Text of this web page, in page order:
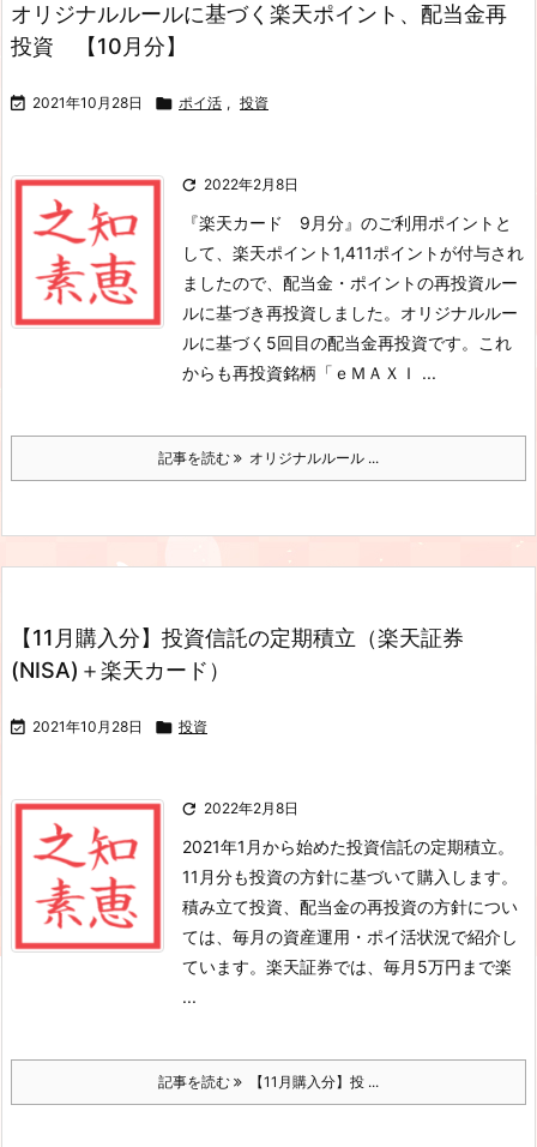
オリジナルルールに基づく楽天ポイント、配当金再
投資 【10月分】
 2021年10月28日  ポイ活 , 投資
 2022年2月8日
『楽天カード 9月分』のご利用ポイントと
して、楽天ポイント1,411ポイントが付与され
ましたので、配当金・ポイントの再投資ルー
ルに基づき再投資しました。オリジナルルー
ルに基づく5回目の配当金再投資です。これ
からも再投資銘柄「ｅＭＡＸＩ ...
記事を読む オリジナルルール ...
【11月購入分】投資信託の定期積立（楽天証券
(NISA)＋楽天カード）
 2021年10月28日  投資
 2022年2月8日
2021年1月から始めた投資信託の定期積立。
11月分も投資の方針に基づいて購入します。
積み立て投資、配当金の再投資の方針につい
ては、毎月の資産運用・ポイ活状況で紹介し
ています。 楽天証券では、毎月5万円まで楽
...
記事を読む 【11月購入分】投 ...